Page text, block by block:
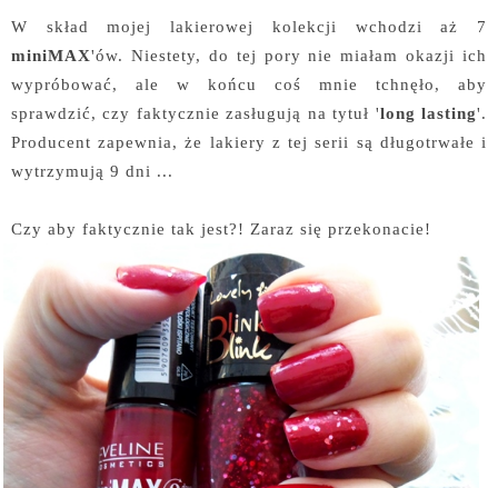
W skład mojej lakierowej kolekcji wchodzi aż 7
miniMAX'ów. Niestety, do tej pory nie miałam okazji ich
wypróbować, ale w końcu coś mnie tchnęło, aby
sprawdzić, czy faktycznie zasługują na tytuł 'long lasting'.
Producent zapewnia, że lakiery z tej serii są długotrwałe i
wytrzymują 9 dni ...
Czy aby faktycznie tak jest?! Zaraz się przekonacie!